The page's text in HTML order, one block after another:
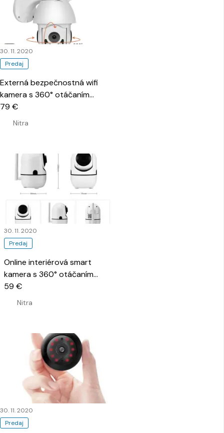
Predaj
30. 11. 2020
Externá bezpečnostná wifi
kamera s 360° otáčaním…
Nitra
79 €
Predaj
30. 11. 2020
Online interiérová smart
kamera s 360° otáčaním…
Nitra
59 €
Predaj
30. 11. 2020